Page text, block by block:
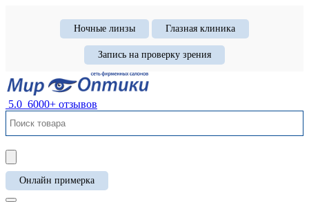
Ночные линзы Глазная клиника
Запись на проверку зрения
5.0 6000+ отзывов
Онлайн примерка